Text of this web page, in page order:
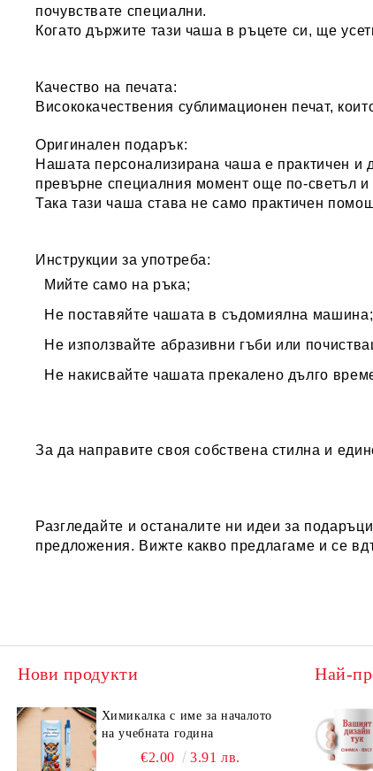
почувствате специални.
Когато държите тази чаша в ръцете си, ще
Качество на печата:
Висококачествения сублимационен печат,
Оригинален подарък:
Нашата персонализирана чаша е практичен и
превърне специалния момент още по-светъл
Така тази чаша става не само практичен
Инструкции за употреба:
Мийте само на ръка;
Не поставяйте чашата в съдомиялна машина;
Не използвайте абразивни гъби или
Не накисвайте чашата прекалено дълго
За да направите своя собствена стилна и
Разгледайте и останалите ни идеи за
предложения. Вижте какво предлагаме и се
Нови продукти
Химикалка с име за началото
на учебната година
€2.00 3.91 лв.
Най-